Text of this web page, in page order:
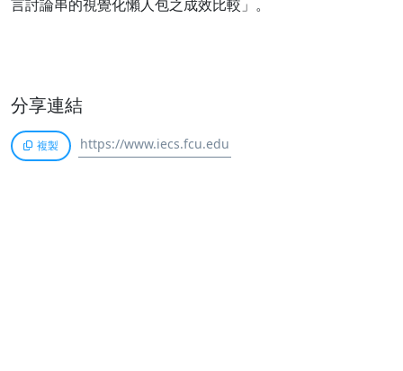
言討論串的視覺化懶人包之成效比較」。
分享連結
複製